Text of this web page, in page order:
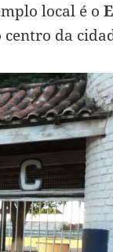
local é o
centro da